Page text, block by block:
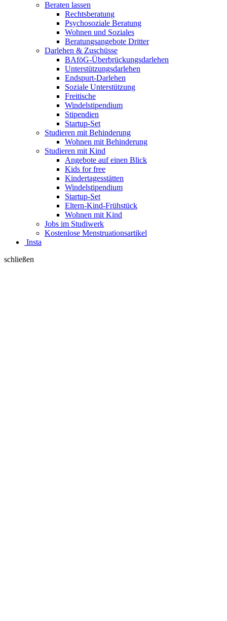
Beraten lassen
Rechtsberatung
Psychosoziale Beratung
Wohnen und Soziales
Beratungsangebote Dritter
Darlehen & Zuschüsse
BAföG-Überbrückungsdarlehen
Unterstützungsdarlehen
Endspurt-Darlehen
Soziale Unterstützung
Freitische
Windelstipendium
Stipendien
Startup-Set
Studieren mit Behinderung
Wohnen mit Behinderung
Studieren mit Kind
Angebote auf einen Blick
Kids for free
Kindertagesstätten
Windelstipendium
Startup-Set
Eltern-Kind-Frühstück
Wohnen mit Kind
Jobs im Studiwerk
Kostenlose Menstruationsartikel
Insta
schließen